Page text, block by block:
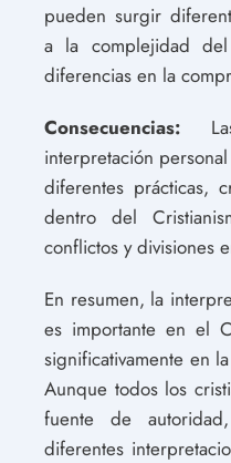
pueden surgir
a la complejidad
diferencias en la
Consecuencias:
interpretación
diferentes prácticas,
dentro del
conflictos y divisiones
En resumen, la
es importante en el
significativamente en
Aunque todos los
fuente de
diferentes